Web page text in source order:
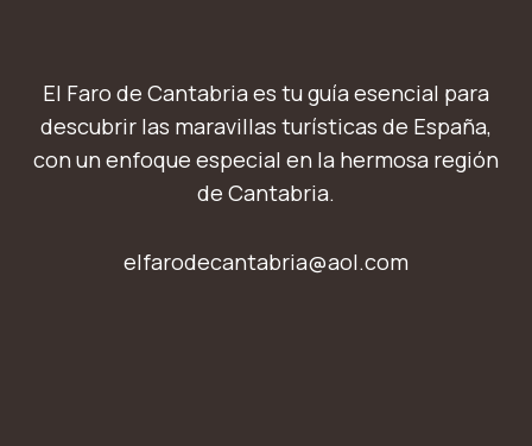
El Faro de Cantabria es tu guía esencial para
descubrir las maravillas turísticas de España,
con un enfoque especial en la hermosa región
de Cantabria.
elfarodecantabria@aol.com